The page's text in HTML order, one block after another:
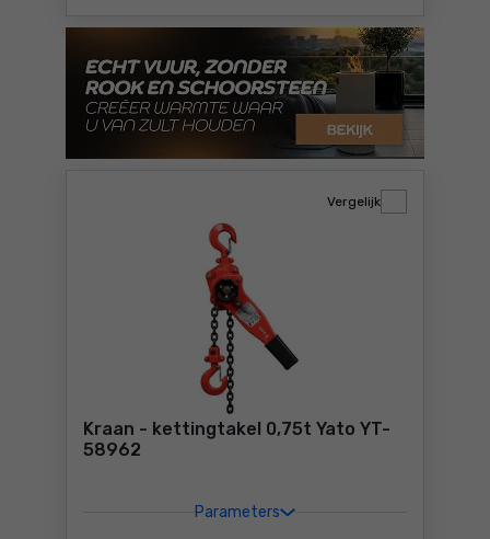
Kraan - kettingtakel 0,75t Yato YT-
58962
Parameters
Vergelijk